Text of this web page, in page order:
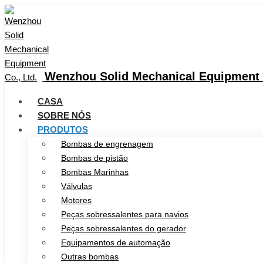
Wenzhou Solid Mechanical Equipment
CASA
SOBRE NÓS
PRODUTOS
Bombas de engrenagem
Bombas de pistão
Bombas Marinhas
Válvulas
Motores
Peças sobressalentes para navios
Peças sobressalentes do gerador
Equipamentos de automação
Outras bombas